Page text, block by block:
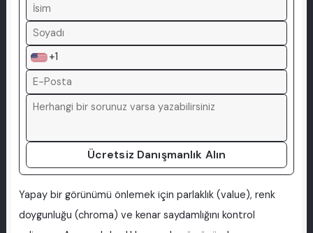
+1
Ücretsiz Danışmanlık Alın
Yapay bir görünümü önlemek için parlaklık (value), renk
doygunluğu (chroma) ve kenar saydamlığını kontrol